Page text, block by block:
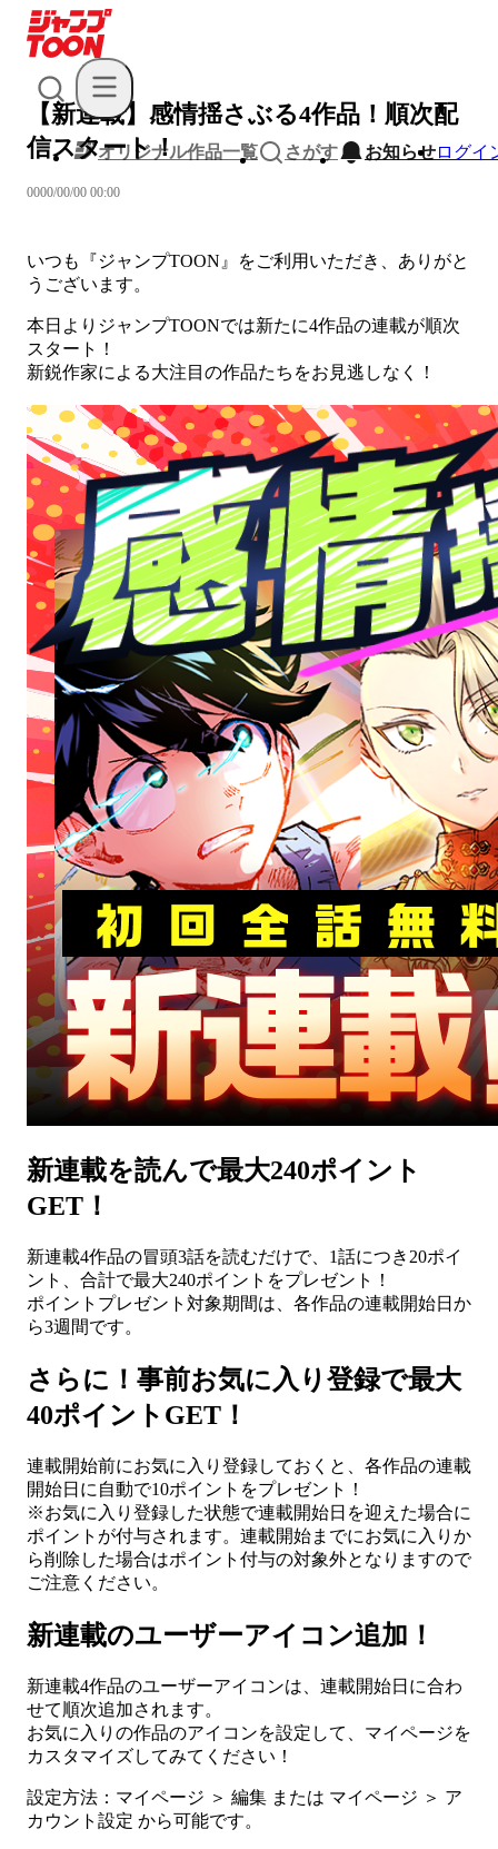
オリジナル作品一覧 さがす お知らせログイ
【新連載】感情揺さぶる4作品！順次配
信スタート！
0000/00/00 00:00
いつも『ジャンプTOON』をご利用いただき、ありがと
うございます。
本日よりジャンプTOONでは新たに4作品の連載が順次
スタート！
新鋭作家による大注目の作品たちをお見逃しなく！
新連載を読んで最大240ポイント
GET！
新連載4作品の冒頭3話を読むだけで、1話につき20ポイ
ント、合計で最大240ポイントをプレゼント！
ポイントプレゼント対象期間は、各作品の連載開始日か
ら3週間です。
さらに！事前お気に入り登録で最大
40ポイントGET！
連載開始前にお気に入り登録しておくと、各作品の連載
開始日に自動で10ポイントをプレゼント！
※お気に入り登録した状態で連載開始日を迎えた場合に
ポイントが付与されます。連載開始までにお気に入りか
ら削除した場合はポイント付与の対象外となりますので
ご注意ください。
新連載のユーザーアイコン追加！
新連載4作品のユーザーアイコンは、連載開始日に合わ
せて順次追加されます。
お気に入りの作品のアイコンを設定して、マイページを
カスタマイズしてみてください！
設定方法：マイページ ＞ 編集 または マイページ ＞ ア
カウント設定 から可能です。